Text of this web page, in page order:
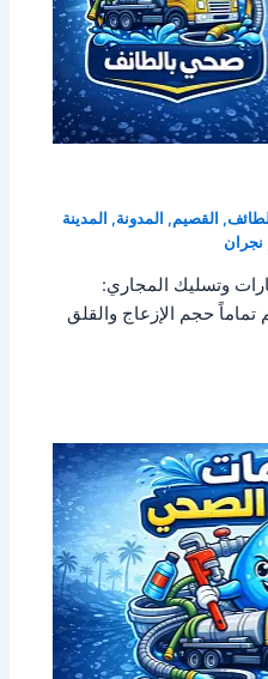
, القصيم, المدونة, المدينة
نجران
وتسليك المجاري:
حجم الإزعاج والقلق